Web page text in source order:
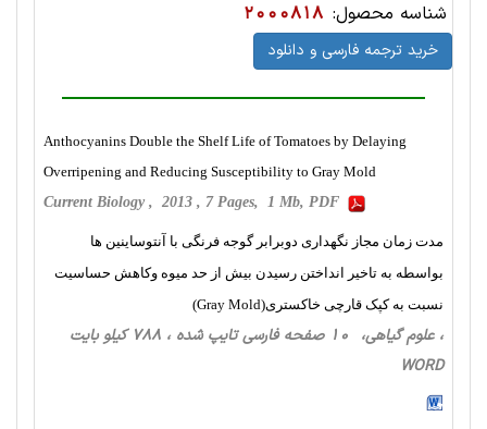
شناسه محصول: 2000818
خرید ترجمه فارسی و دانلود
Anthocyanins Double the Shelf Life of Tomatoes by Delaying
Overripening and Reducing Susceptibility to Gray Mold
Current Biology , 2013 , 7 Pages, 1 Mb, PDF
مدت زمان مجاز نگهداری دوبرابر گوجه فرنگی با آنتوساینین ها
بواسطه به تاخیر انداختن رسیدن بیش از حد میوه وکاهش حساسیت
نسبت به کپک قارچی خاکستری(Gray Mold)
، علوم گیاهی، 10 صفحه فارسی تایپ شده ، 788 کیلو بایت
WORD